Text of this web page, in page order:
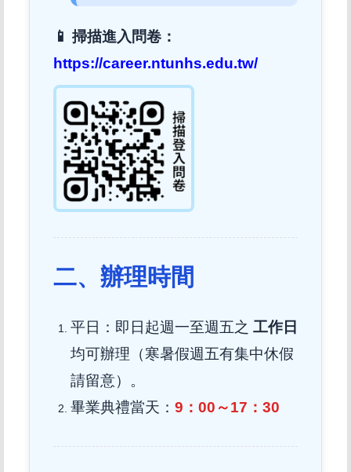
📱 掃描進入問卷：
https://career.ntunhs.edu.tw/
二、辦理時間
平日：即日起週一至週五之 工作日
均可辦理（寒暑假週五有集中休假
請留意）。
畢業典禮當天： 9：00～17：30